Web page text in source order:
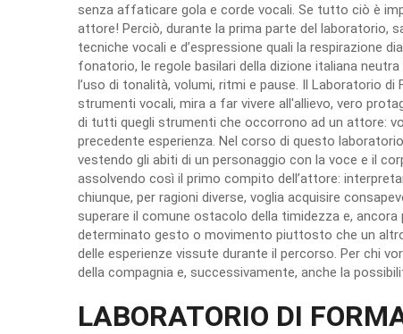
senza affaticare gola e corde vocali. Se tutto ciò è
attore! Perciò, durante la prima parte del laboratorio,
tecniche vocali e d’espressione quali la respirazione
fonatorio, le regole basilari della dizione italiana
l’uso di tonalità, volumi, ritmi e pause. Il Laboratorio
strumenti vocali, mira a far vivere all'allievo, vero
di tutti quegli strumenti che occorrono ad un attore:
precedente esperienza. Nel corso di questo
vestendo gli abiti di un personaggio con la voce e il
assolvendo così il primo compito dell’attore:
chiunque, per ragioni diverse, voglia acquisire
superare il comune ostacolo della timidezza e,
determinato gesto o movimento piuttosto che un
delle esperienze vissute durante il percorso. Per chi
della compagnia e, successivamente, anche la
LABORATORIO DI